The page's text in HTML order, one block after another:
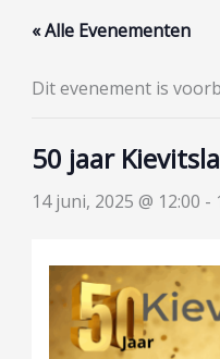
« Alle Evenementen
Dit evenement is
50 jaar
14 juni, 2025 @ 12:00 -